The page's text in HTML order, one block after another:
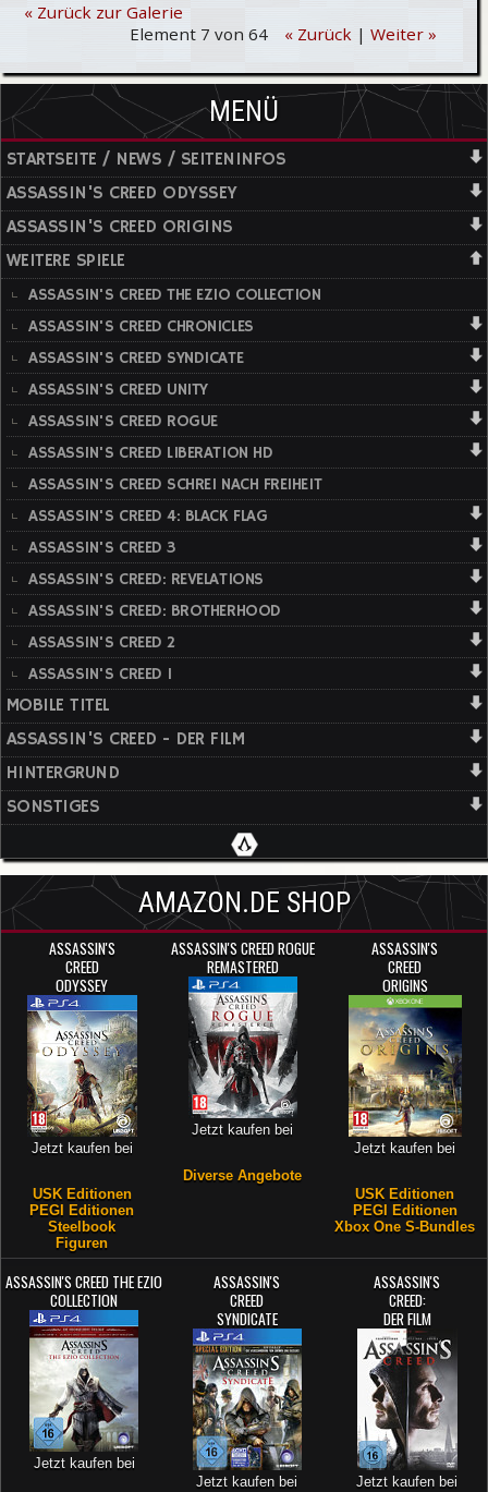
« Zurück zur Galerie
Element 7 von 64
« Zurück| Weiter »
MENÜ
STARTSEITE / NEWS / SEITENINFOS
ASSASSIN'S CREED ODYSSEY
ASSASSIN'S CREED ORIGINS
WEITERE SPIELE
ASSASSIN'S CREED THE EZIO COLLECTION
ASSASSIN'S CREED CHRONICLES
ASSASSIN'S CREED SYNDICATE
ASSASSIN'S CREED UNITY
ASSASSIN'S CREED ROGUE
ASSASSIN'S CREED LIBERATION HD
ASSASSIN'S CREED SCHREI NACH FREIHEIT
ASSASSIN'S CREED 4: BLACK FLAG
ASSASSIN'S CREED 3
ASSASSIN'S CREED: REVELATIONS
ASSASSIN'S CREED: BROTHERHOOD
ASSASSIN'S CREED 2
ASSASSIN'S CREED 1
MOBILE TITEL
ASSASSIN'S CREED - DER FILM
HINTERGRUND
SONSTIGES
AMAZON.DE SHOP
ASSASSIN'S
CREED
ODYSSEY
Jetzt kaufen bei
USK Editionen
PEGI Editionen
Steelbook
Figuren
ASSASSIN'S CREED ROGUE
REMASTERED
Jetzt kaufen bei
Diverse Angebote
ASSASSIN'S
CREED
ORIGINS
Jetzt kaufen bei
USK Editionen
PEGI Editionen
Xbox One S-Bundles
ASSASSIN'S CREED THE EZIO
COLLECTION
Jetzt kaufen bei
ASSASSIN'S
CREED
SYNDICATE
Jetzt kaufen bei
ASSASSIN'S
CREED:
DER FILM
Jetzt kaufen bei